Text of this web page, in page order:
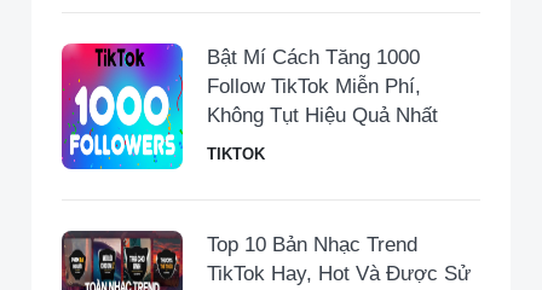
Bật Mí Cách Tăng 1000
Follow TikTok Miễn Phí,
Không Tụt Hiệu Quả Nhất
TIKTOK
Top 10 Bản Nhạc Trend
TikTok Hay, Hot Và Được Sử